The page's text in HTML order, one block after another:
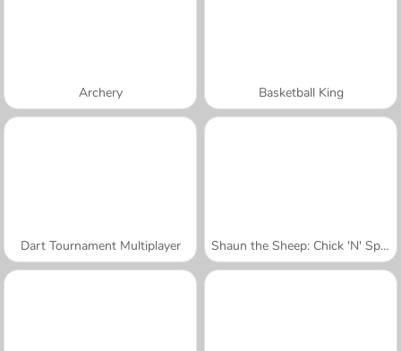
Archery Basketball King
Dart Tournament Multiplayer Shaun the Sheep: Chick 'N' Spoon